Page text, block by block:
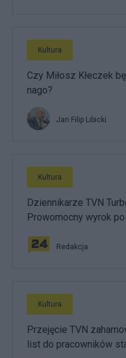
Kultura
Czy Miłosz Kłeczek
nago?
Jan Filip Libicki
Kultura
Dziennikarze TVN
Prowomocny wyrok
Redakcja
Kultura
Przejęcie TVN
list do pracowników